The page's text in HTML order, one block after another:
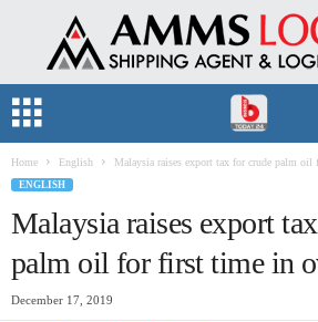
Home English Malaysia raises export tax for crude palm oil
ENGLISH
Malaysia raises export
palm oil for first time in
December 17, 2019